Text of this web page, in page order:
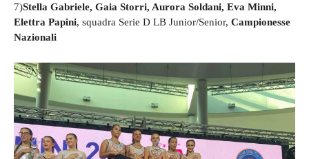
7)Stella Gabriele, Gaia Storri, Aurora Soldani, Eva Minni,
Elettra Papini, squadra Serie D LB Junior/Senior, Campionesse
Nazionali